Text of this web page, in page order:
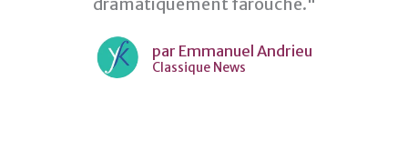
par Emmanuel Andrieu
Classique News